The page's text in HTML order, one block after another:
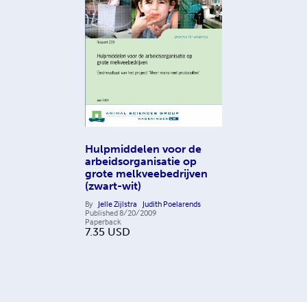
Hulpmiddelen voor de
arbeidsorganisatie op
grote melkveebedrijven
(zwart-wit)
By Jelle Zijlstra
Judith Poelarends
Published8/20/2009
Paperback
7.35 USD